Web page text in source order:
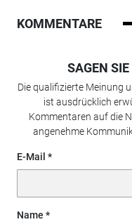
KOMMENTARE
SAGEN
Die qualifizierte Meinung
ist ausdrücklich
Kommentaren auf die
angenehme
E-Mail
Name